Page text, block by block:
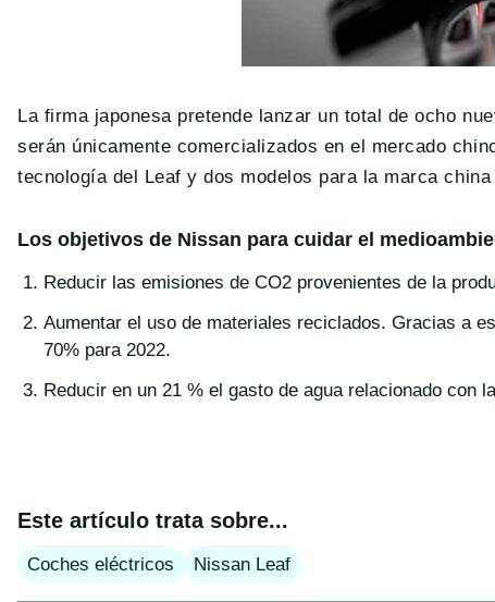
La firma japonesa pretende lanzar un total de ocho
serán únicamente comercializados en el mercado
tecnología del Leaf y dos modelos para la marca china
Los objetivos de Nissan para cuidar el
Reducir las emisiones de CO2 provenientes de la
Aumentar el uso de materiales reciclados. Gracias a
70% para 2022.
Reducir en un 21 % el gasto de agua relacionado con
Este artículo trata sobre...
Coches eléctricos Nissan Leaf